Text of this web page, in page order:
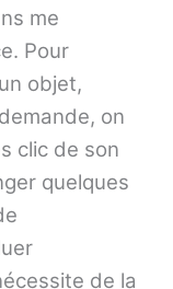
me
Pour
objet,
on
clic de son
quelques
de la